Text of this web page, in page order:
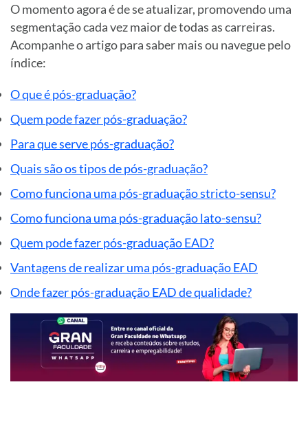
O momento agora é de se atualizar, promovendo uma
segmentação cada vez maior de todas as carreiras.
Acompanhe o artigo para saber mais ou navegue pelo
índice:
O que é pós-graduação?
Quem pode fazer pós-graduação?
Para que serve pós-graduação?
Quais são os tipos de pós-graduação?
Como funciona uma pós-graduação stricto-sensu?
Como funciona uma pós-graduação lato-sensu?
Quem pode fazer pós-graduação EAD?
Vantagens de realizar uma pós-graduação EAD
Onde fazer pós-graduação EAD de qualidade?